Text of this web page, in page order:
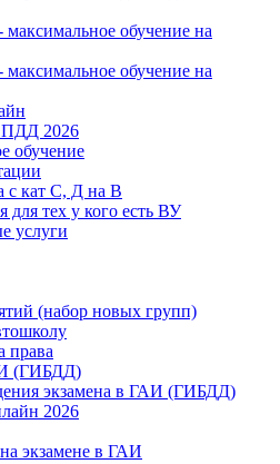
максимальное обучение на
максимальное обучение на
ПДД 2026
обучение
с кат С, Д на В
для тех у кого есть ВУ
услуги
(набор новых групп)
права
(ГИБДД)
экзамена в ГАИ (ГИБДД)
2026
экзамене в ГАИ